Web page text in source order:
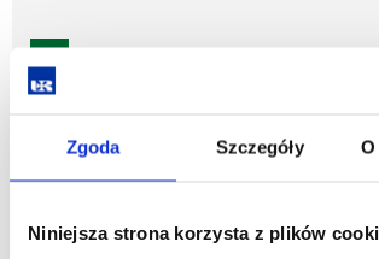
Zgoda Szczegóły
Niniejsza strona korzysta z plików
Żywienie człowieka w gastronomii
zobacz więcej